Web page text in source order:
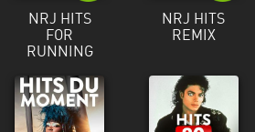
NRJ HITS
FOR
RUNNING
NRJ HITS
REMIX